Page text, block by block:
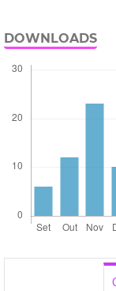
DOWNLOADS